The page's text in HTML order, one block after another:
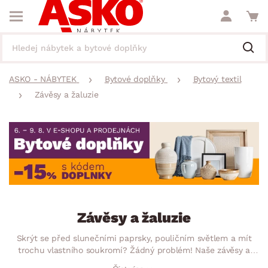
ASKO - NÁBYTEK Bytové doplňky
Bytový textil
Závěsy a žaluzie
Závěsy a žaluzie
Skrýt se před slunečními paprsky, pouličním světlem a mít
trochu vlastního soukromí? Žádný problém! Naše závěsy a